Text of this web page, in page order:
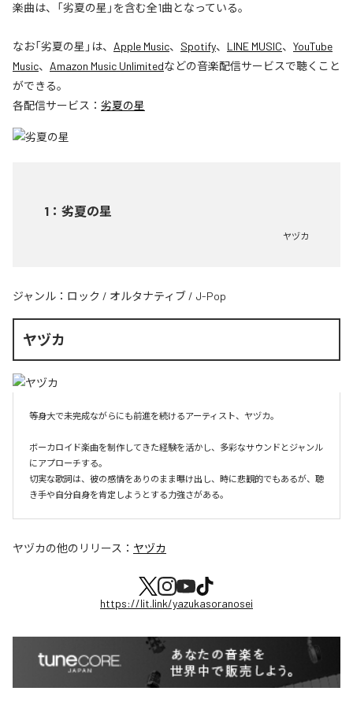
楽曲は、「劣夏の星」を含む全1曲となっている。
なお「劣夏の星 」は、 Apple Music、 Spotify、 LINE MUSIC、 YouTube
Music、 Amazon Music Unlimitedなどの音楽配信サービスで聴くこと
ができる。
各配信サービス： 劣夏の星
1 ： 劣夏の星
ヤヅカ
ジャンル： ロック / オルタナティブ / J-Pop
ヤヅカ
等身大で未完成ながらにも前進を続けるアーティスト、ヤヅカ。
ボーカロイド楽曲を制作してきた経験を活かし、多彩なサウンドとジャンル
にアプローチする。
切実な歌詞は、彼の感情をありのまま曝け出し、時に悲観的でもあるが、聴
き手や自分自身を肯定しようとする力強さがある。
ヤヅカの他のリリース： ヤヅカ
https://lit.link/yazukasoranosei